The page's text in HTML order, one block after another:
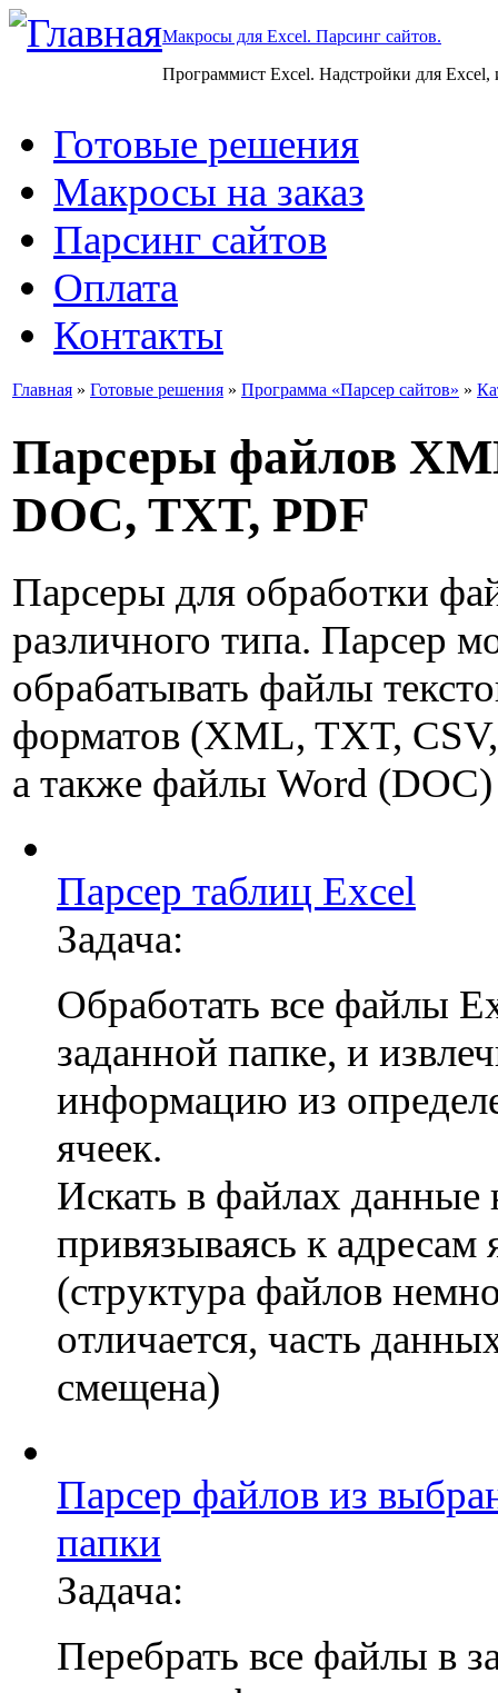
Макросы для Excel. Парсинг сайтов.
Программист Excel. Надстройки для Excel,
Готовые решения
Макросы на заказ
Парсинг сайтов
Оплата
Контакты
Главная » Готовые решения » Программа «Парсер сайтов» »
Парсеры файлов
DOC, TXT, PDF
Парсеры для обработки
различного типа. Парсер
обрабатывать файлы
форматов (XML, TXT,
а также файлы Word
Парсер таблиц Excel
Задача:
Обработать все файлы
заданной папке, и
информацию из
ячеек.
Искать в файлах данные
привязываясь к адресам
(структура файлов
отличается, часть
смещена)
Парсер файлов из
папки
Задача:
Перебрать все файлы в